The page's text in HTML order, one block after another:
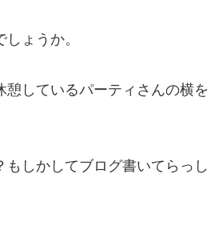
ょうか。
憩しているパーティさんの横を
もしかしてブログ書いてらっし